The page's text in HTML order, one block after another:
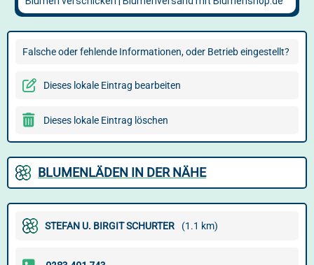
Falsche oder fehlende Informationen, oder Betrieb eingestellt?
Dieses lokale Eintrag bearbeiten
Dieses lokale Eintrag löschen
BLUMENLÄDEN IN DER NÄHE
STEFAN U. BIRGIT SCHURTER (1.1 km)